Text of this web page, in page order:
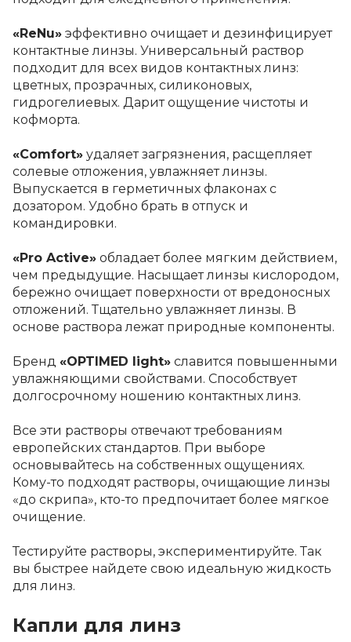
«ReNu» эффективно очищает и дезинфицирует
контактные линзы. Универсальный раствор
подходит для всех видов контактных линз:
цветных, прозрачных, силиконовых,
гидрогелиевых. Дарит ощущение чистоты и
кофморта.
«Comfort» удаляет загрязнения, расщепляет
солевые отложения, увлажняет линзы.
Выпускается в герметичных флаконах с
дозатором. Удобно брать в отпуск и
командировки.
«Pro Active» обладает более мягким действием,
чем предыдущие. Насыщает линзы кислородом,
бережно очищает поверхности от вредоносных
отложений. Тщательно увлажняет линзы. В
основе раствора лежат природные компоненты.
Бренд «OPTIMED light» славится повышенными
увлажняющими свойствами. Способствует
долгосрочному ношению контактных линз.
Все эти растворы отвечают требованиям
европейских стандартов. При выборе
основывайтесь на собственных ощущениях.
Кому-то подходят растворы, очищающие линзы
«до скрипа», кто-то предпочитает более мягкое
очищение.
Тестируйте растворы, экспериментируйте. Так
вы быстрее найдете свою идеальную жидкость
для линз.
Капли для линз